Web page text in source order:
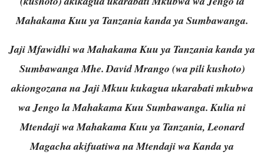
Mahakama Kuu ya Tanzania kanda ya Sumbawanga.
Jaji Mfawidhi wa Mahakama Kuu ya Tanzania kanda ya
Sumbawanga Mhe. David Mrango (wa pili kushoto)
akiongozana na Jaji Mkuu kukagua ukarabati mkubwa
wa Jengo la Mahakama Kuu Sumbawanga. Kulia ni
Mtendaji wa Mahakama Kuu ya Tanzania, Leonard
Magacha akifuatiwa na Mtendaji wa Kanda ya